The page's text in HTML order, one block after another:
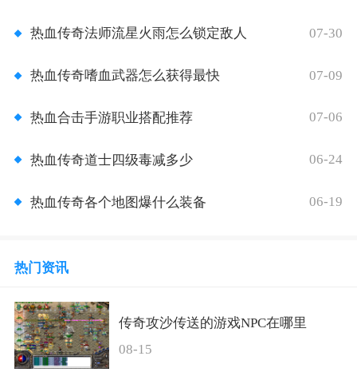
热血传奇法师流星火雨怎么锁定敌人 07-30
热血传奇嗜血武器怎么获得最快 07-09
热血合击手游职业搭配推荐 07-06
热血传奇道士四级毒减多少 06-24
热血传奇各个地图爆什么装备 06-19
热门资讯
传奇攻沙传送的游戏NPC在哪里
08-15